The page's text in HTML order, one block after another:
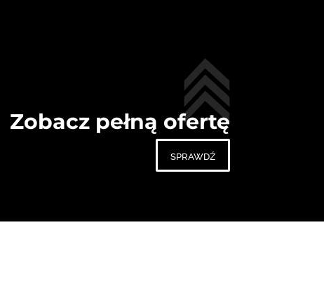
Zobacz pełną ofertę
sprawdź